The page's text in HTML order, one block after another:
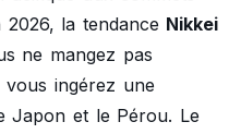
la tendance Nikkei
ne mangez pas
ingérez une
Japon et le Pérou. Le